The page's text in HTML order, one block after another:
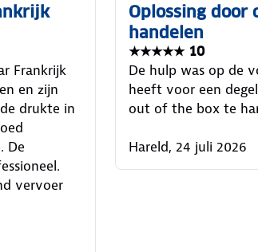
Frankrijk
en zijn
drukte in
De
vervoer
Oplossing door
handelen
★★★★★ 10
De hulp was op de
heeft voor een
out of the box te
Hareld, 24 juli 2026